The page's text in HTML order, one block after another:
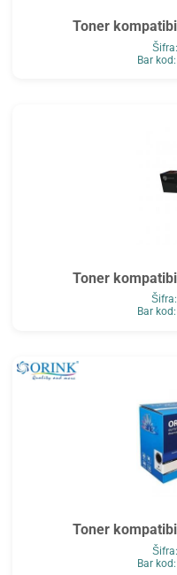
Toner
Bar
Toner
Bar
Toner
Bar